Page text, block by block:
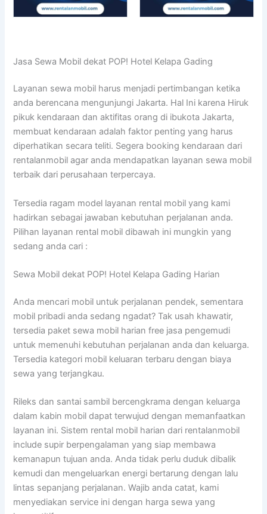
Jasa Sewa Mobil dekat POP! Hotel Kelapa Gading
Layanan sewa mobil harus menjadi pertimbangan ketika
anda berencana mengunjungi Jakarta. Hal Ini karena Hiruk
pikuk kendaraan dan aktifitas orang di ibukota Jakarta,
membuat kendaraan adalah faktor penting yang harus
diperhatikan secara teliti. Segera booking kendaraan dari
rentalanmobil agar anda mendapatkan layanan sewa mobil
terbaik dari perusahaan terpercaya.
Tersedia ragam model layanan rental mobil yang kami
hadirkan sebagai jawaban kebutuhan perjalanan anda.
Pilihan layanan rental mobil dibawah ini mungkin yang
sedang anda cari :
Sewa Mobil dekat POP! Hotel Kelapa Gading Harian
Anda mencari mobil untuk perjalanan pendek, sementara
mobil pribadi anda sedang ngadat? Tak usah khawatir,
tersedia paket sewa mobil harian free jasa pengemudi
untuk memenuhi kebutuhan perjalanan anda dan keluarga.
Tersedia kategori mobil keluaran terbaru dengan biaya
sewa yang terjangkau.
Rileks dan santai sambil bercengkrama dengan keluarga
dalam kabin mobil dapat terwujud dengan memanfaatkan
layanan ini. Sistem rental mobil harian dari rentalanmobil
include supir berpengalaman yang siap membawa
kemanapun tujuan anda. Anda tidak perlu duduk dibalik
kemudi dan mengeluarkan energi bertarung dengan lalu
lintas sepanjang perjalanan. Wajib anda catat, kami
menyediakan service ini dengan harga sewa yang